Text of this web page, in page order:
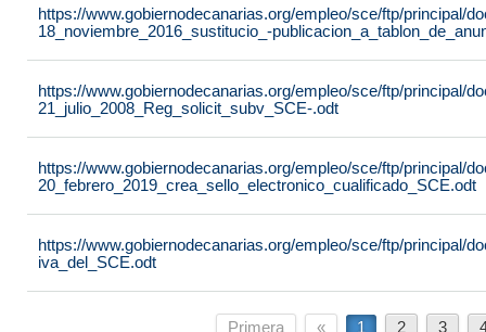
https://www.gobiernodecanarias.org/empleo/sce/ftp/principal/
18_noviembre_2016_sustitucio_-
https://www.gobiernodecanarias.org/empleo/sce/ftp/principal/
21_julio_2008_Reg_solicit_subv_SCE-.odt
https://www.gobiernodecanarias.org/empleo/sce/ftp/principal/
20_febrero_2019_crea_sello_electronico_cualificado_SCE.odt
https://www.gobiernodecanarias.org/empleo/sce/ftp/principal/
iva_del_SCE.odt
Primera « 1 2 3